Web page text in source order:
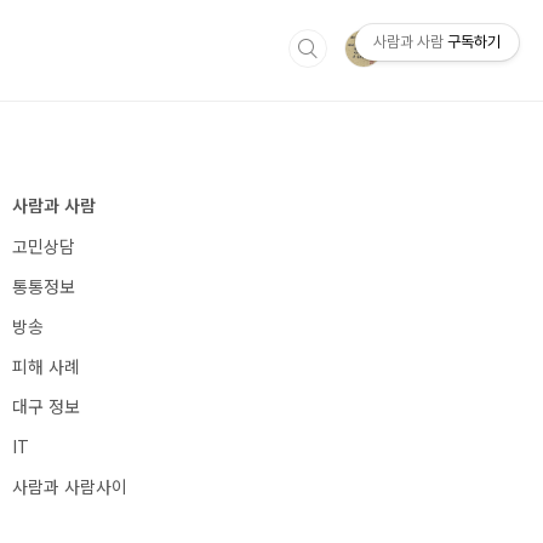
사람과 사람
고민상담
통통정보
방송
피해 사례
대구 정보
IT
사람과 사람사이
사람과 사람 구독하기